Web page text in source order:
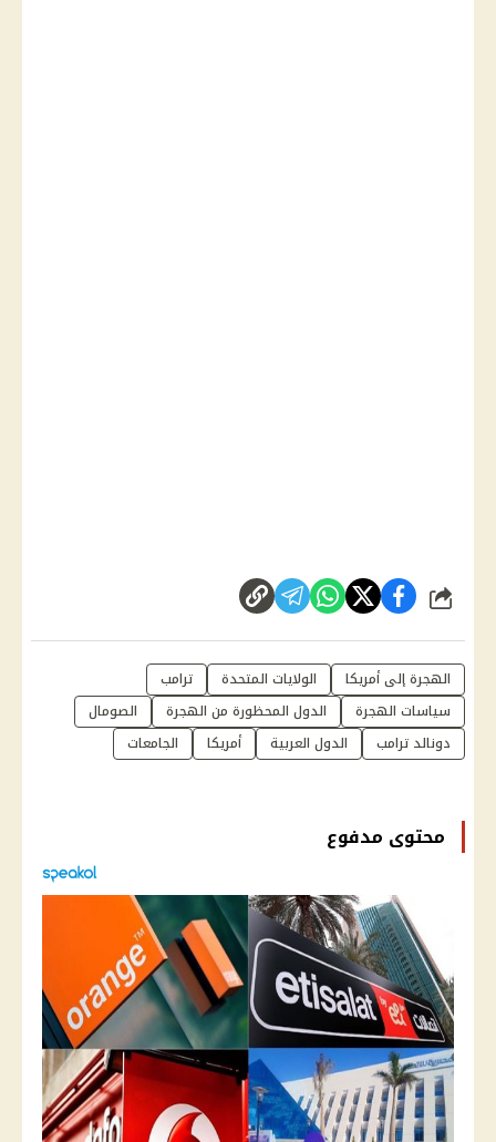
شارك
الهجرة إلى أمريكا الولايات المتحدة
ترامب
سياسات الهجرة
الدول المحظورة من الهجرة
الصومال
دونالد ترامب
الدول العربية أمريكا الجامعات
محتوى مدفوع